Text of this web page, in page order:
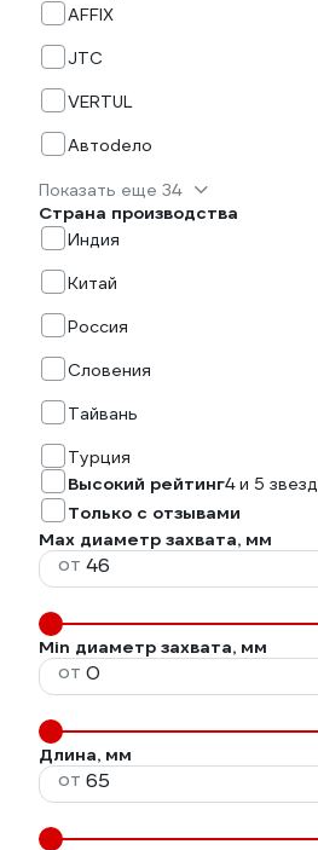
AFFIX
JTC
VERTUL
Автоdело
Показать еще 34
Страна производства
Индия
Китай
Россия
Словения
Тайвань
Турция
Высокий рейтинг4 и 5 звезд
Только с отзывами
Max диаметр захвата, мм
от
Min диаметр захвата, мм
от
Длина, мм
от